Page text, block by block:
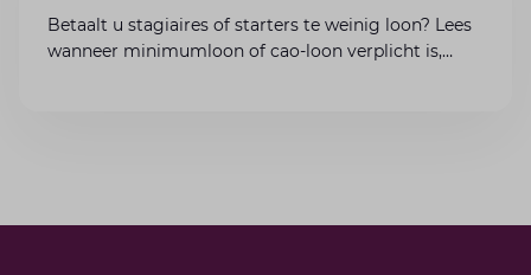
Betaalt u stagiaires of starters te weinig loon? Lees
wanneer minimumloon of cao-loon verplicht is,